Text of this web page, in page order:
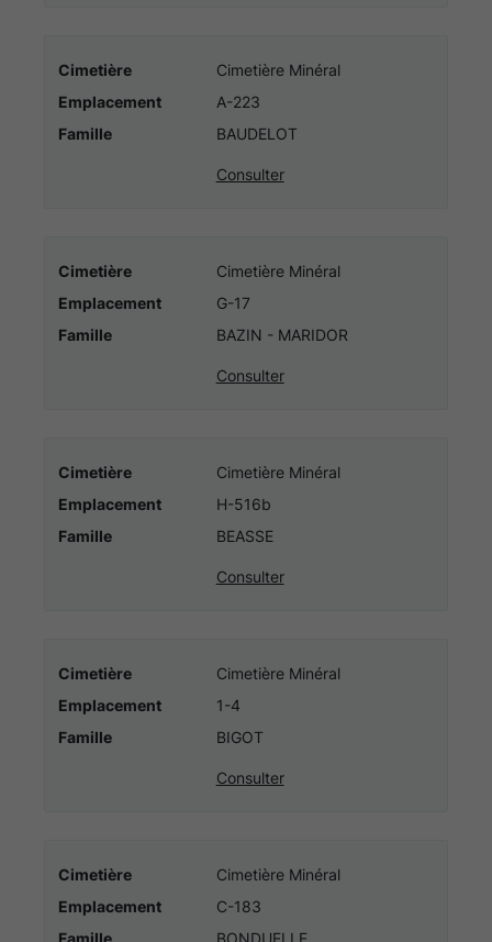
Cimetière
Cimetière Minéral
Emplacement
A-223
Famille
BAUDELOT
Consulter
Cimetière
Cimetière Minéral
Emplacement
G-17
Famille
BAZIN - MARIDOR
Consulter
Cimetière
Cimetière Minéral
Emplacement
H-516b
Famille
BEASSE
Consulter
Cimetière
Cimetière Minéral
Emplacement
1-4
Famille
BIGOT
Consulter
Cimetière
Cimetière Minéral
Emplacement
C-183
Famille
BONDUELLE